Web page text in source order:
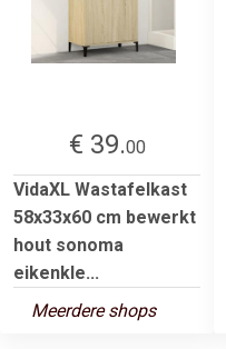
€ 39.00
VidaXL Wastafelkast
58x33x60 cm bewerkt
hout sonoma
eikenkle...
Meerdere shops